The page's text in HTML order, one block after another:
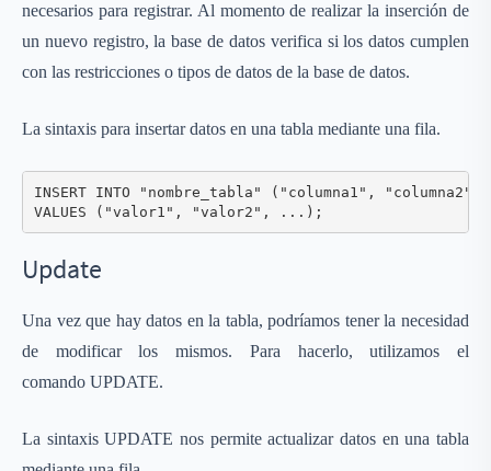
necesarios para registrar. Al momento de realizar la inserción de
un nuevo registro, la base de datos verifica si los datos cumplen
con las restricciones o tipos de datos de la base de datos.
La sintaxis para insertar datos en una tabla mediante una fila.
INSERT INTO "nombre_tabla" ("columna1",
VALUES ("valor1", "valor2", ...);
Update
Una vez que hay datos en la tabla, podríamos tener la necesidad
de modificar los mismos. Para hacerlo, utilizamos el
comando UPDATE.
La sintaxis UPDATE nos permite actualizar datos en una tabla